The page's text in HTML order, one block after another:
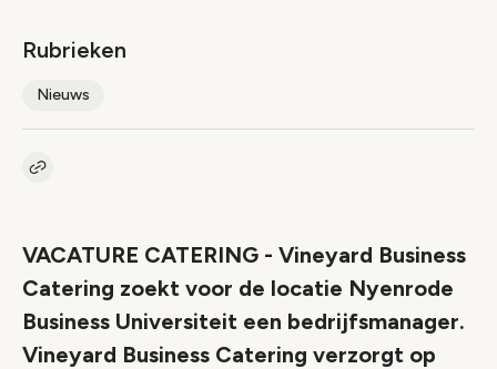
Rubrieken
Nieuws
Kopieer link naar artikel
VACATURE CATERING - Vineyard Business
Catering zoekt voor de locatie Nyenrode
Business Universiteit een bedrijfsmanager.
Vineyard Business Catering verzorgt op